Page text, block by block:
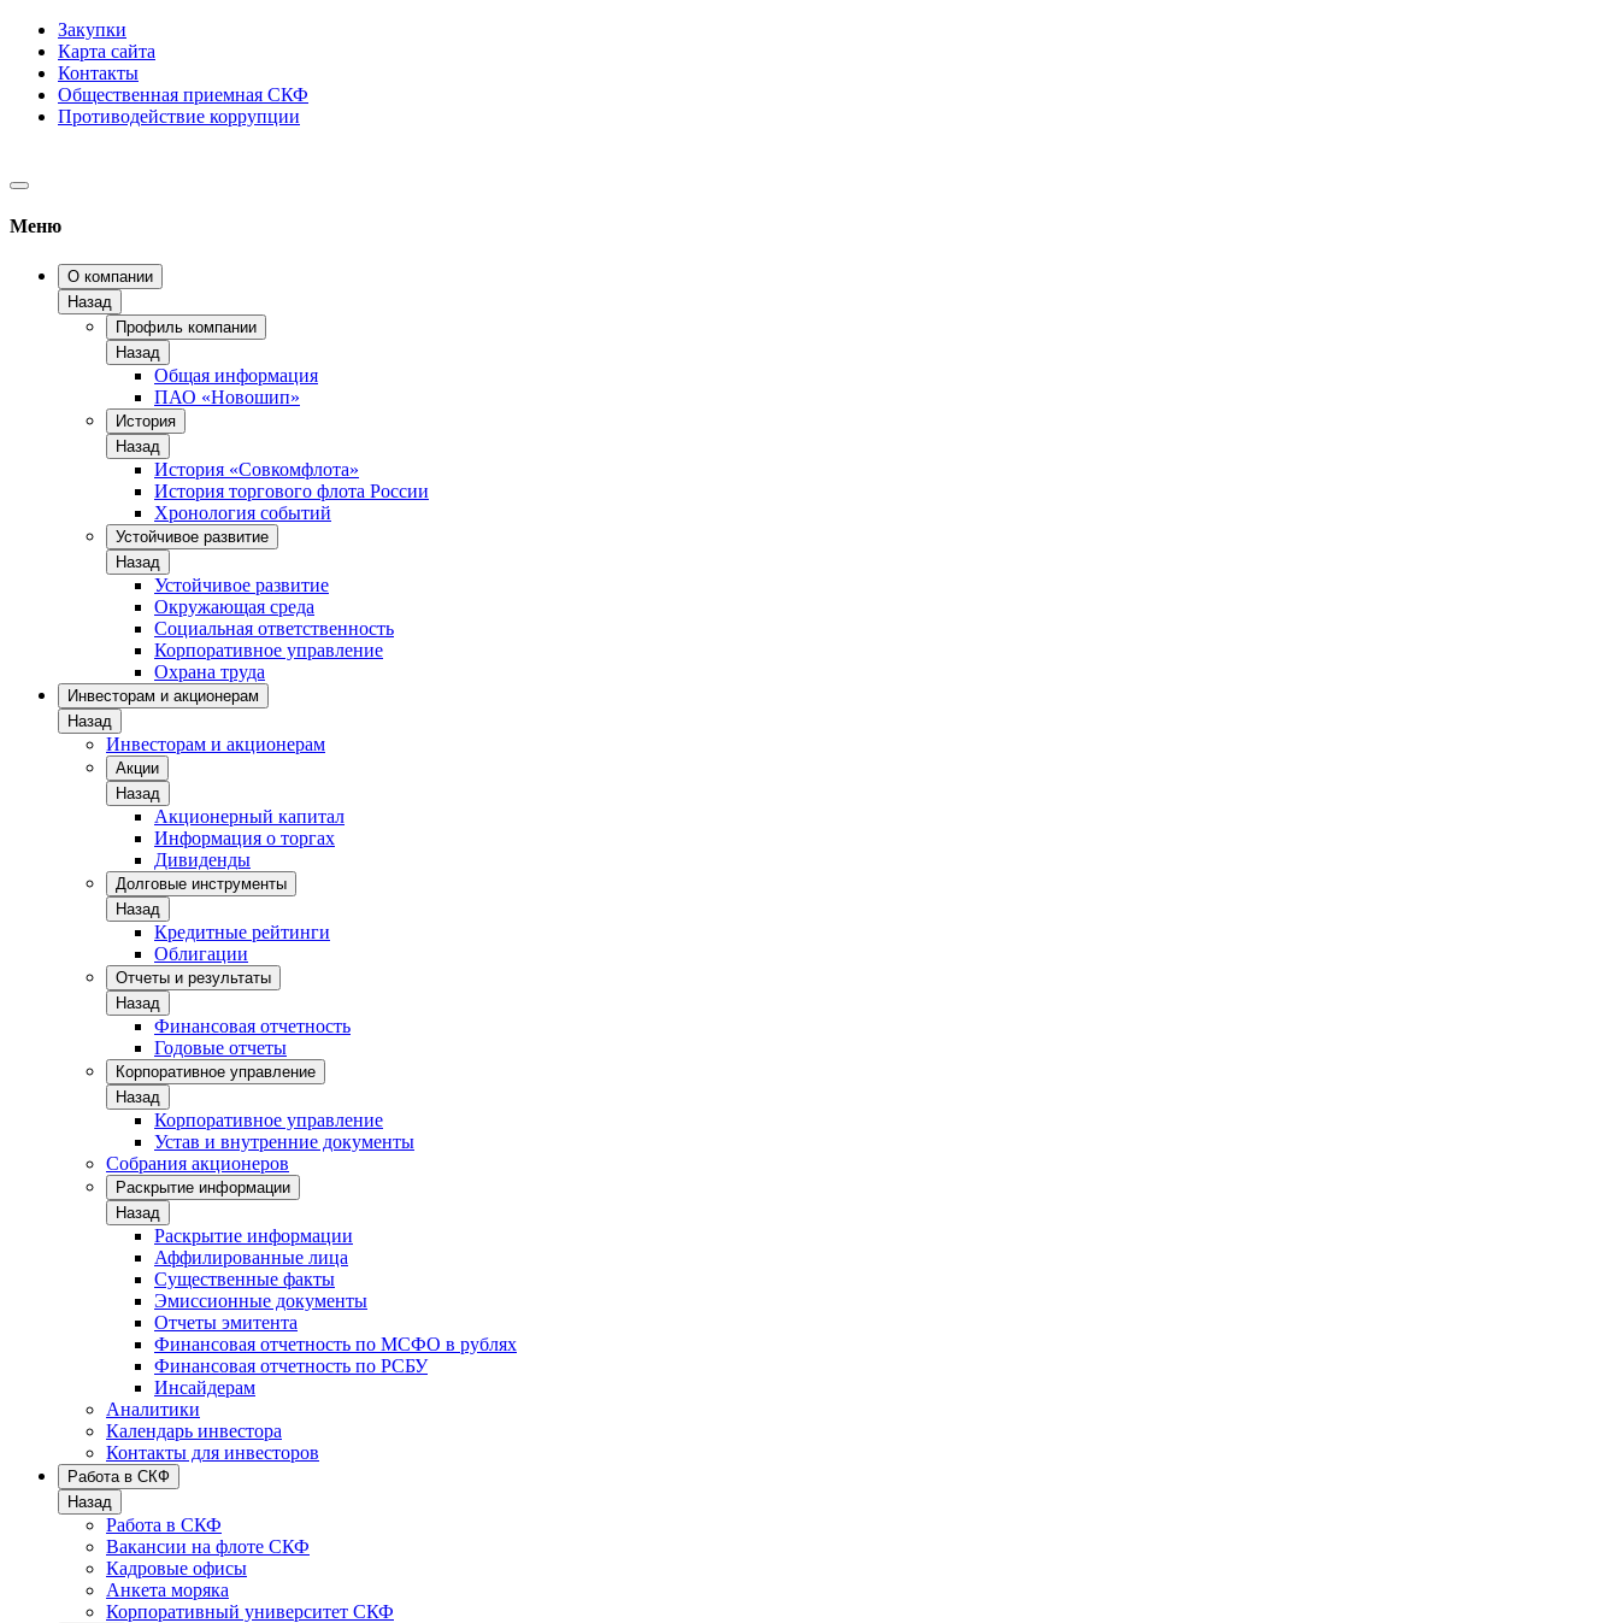
Закупки
Карта сайта
Контакты
Общественная приемная СКФ
Противодействие коррупции
Меню
О компании
Назад
Профиль компании
Назад
Общая информация
ПАО «Новошип»
История
Назад
История «Совкомфлота»
История торгового флота России
Хронология событий
Устойчивое развитие
Назад
Устойчивое развитие
Окружающая среда
Социальная ответственность
Корпоративное управление
Охрана труда
Инвесторам и акционерам
Назад
Инвесторам и акционерам
Акции
Назад
Акционерный капитал
Информация о торгах
Дивиденды
Долговые инструменты
Назад
Кредитные рейтинги
Облигации
Отчеты и результаты
Назад
Финансовая отчетность
Годовые отчеты
Корпоративное управление
Назад
Корпоративное управление
Устав и внутренние документы
Собрания акционеров
Раскрытие информации
Назад
Раскрытие информации
Аффилированные лица
Существенные факты
Эмиссионные документы
Отчеты эмитента
Финансовая отчетность по МСФО в рублях
Финансовая отчетность по РСБУ
Инсайдерам
Аналитики
Календарь инвестора
Контакты для инвесторов
Работа в СКФ
Назад
Работа в СКФ
Вакансии на флоте СКФ
Кадровые офисы
Анкета моряка
Корпоративный университет СКФ